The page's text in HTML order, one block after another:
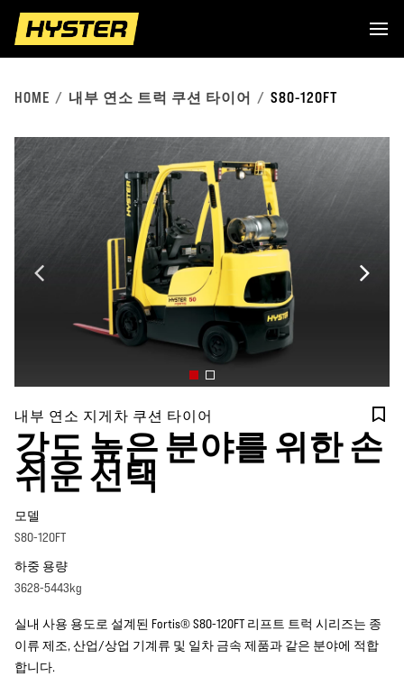
HOME 내부 연소 트럭 쿠션 타이어 S80-120FT
내부 연소 지게차 쿠션 타이어
강도 높은 분야를 위한 손
쉬운 선택
모델
S80-120FT
하중 용량
3628-5443kg
실내 사용 용도로 설계된 Fortis® S80-120FT 리프트 트럭 시리즈는 종
이류 제조, 산업/상업 기계류 및 일차 금속 제품과 같은 분야에 적합
합니다.